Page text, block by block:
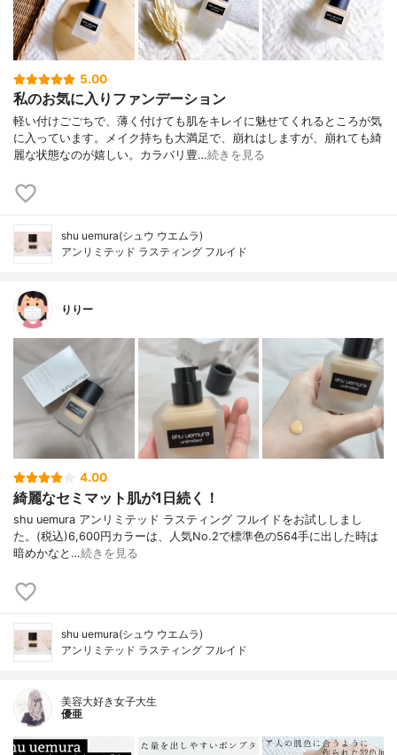
5.00
私のお気に入りファンデーション
軽い付けごごちで、薄く付けても肌をキレイに魅せてくれるところが気
に入っています。メイク持ちも大満足で、崩れはしますが、崩れても綺
麗な状態なのが嬉しい。カラバリ豊…続きを見る
shu uemura(シュウ ウエムラ)
アンリミテッド ラスティング フルイド
りりー
4.00
綺麗なセミマット肌が1日続く！
shu uemura アンリミテッド ラスティング フルイドをお試ししまし
た。(税込)6,600円カラーは、人気No.2で標準色の564手に出した時は
暗めかなと…続きを見る
shu uemura(シュウ ウエムラ)
アンリミテッド ラスティング フルイド
美容大好き女子大生
優亜